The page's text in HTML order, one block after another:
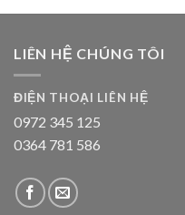
LIÊN HỆ CHÚNG TÔI
ĐIỆN THOẠI LIÊN HỆ
0972 345 125
0364 781 586